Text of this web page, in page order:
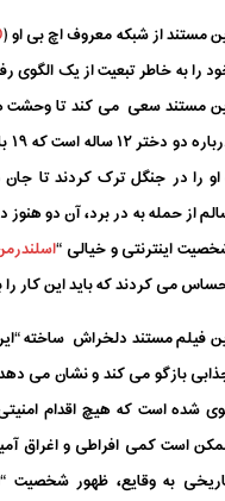
مستند از شبکه معروف اچ بی او (
را به خاطر تبعیت از یک الگوی
مستند سعی می کند تا وحشت
او را در جنگل ترک کردند تا
از حمله به در برد، آن دو
اینترنتی و خیالی “
می کردند که باید این کار
فیلم مستند دلخراش ساخته
شده است که هیچ اقدام
است کمی افراطی و اغراق
به وقایع، ظهور شخصیت